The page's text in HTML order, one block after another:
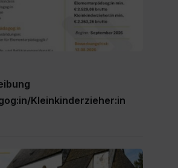
Kleinkinderzieher:in